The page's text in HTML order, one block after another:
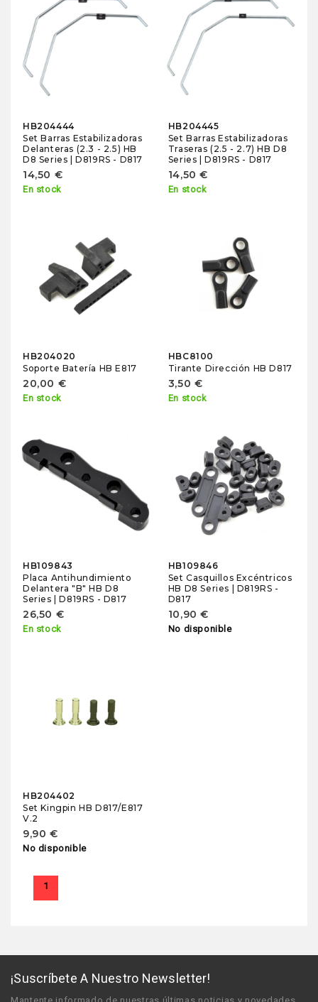
HB204444
Set Barras Estabilizadoras
Delanteras (2.3 - 2.5) HB
D8 Series | D819RS - D817
14,50 €
En stock
HB204445
Set Barras Estabilizadoras
Traseras (2.5 - 2.7) HB D8
Series | D819RS - D817
14,50 €
En stock
HB204020
Soporte Batería HB E817
20,00 €
En stock
HBC8100
Tirante Dirección HB D817
3,50 €
En stock
HB109843
Placa Antihundimiento
Delantera "B" HB D8
Series | D819RS - D817
26,50 €
En stock
HB109846
Set Casquillos Excéntricos
HB D8 Series | D819RS -
D817
10,90 €
No disponible
HB204402
Set Kingpin HB D817/E817
V.2
9,90 €
No disponible
1
¡Suscríbete A Nuestro Newsletter!